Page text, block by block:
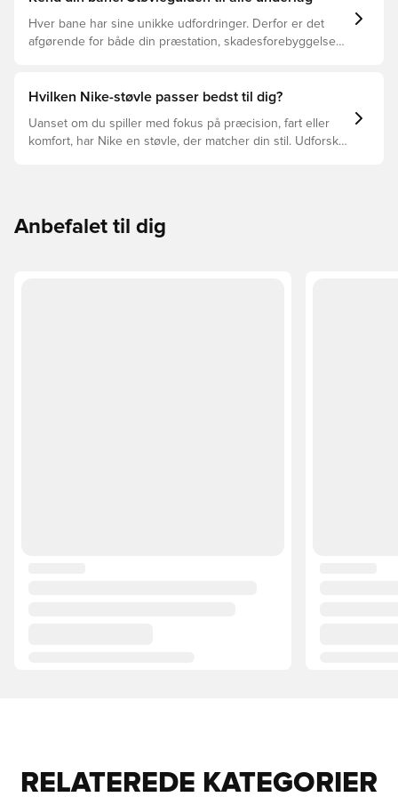
Hver bane har sine unikke udfordringer. Derfor er det
afgørende for både din præstation, skadesforebyggelse
støvler der er det bedste valg til de forskellige typer
Hvilken Nike-støvle passer bedst til dig?
Uanset om du spiller med fokus på præcision, fart eller
komfort, har Nike en støvle, der matcher din stil. Udforsk
Anbefalet til dig
RELATEREDE KATEGORIER